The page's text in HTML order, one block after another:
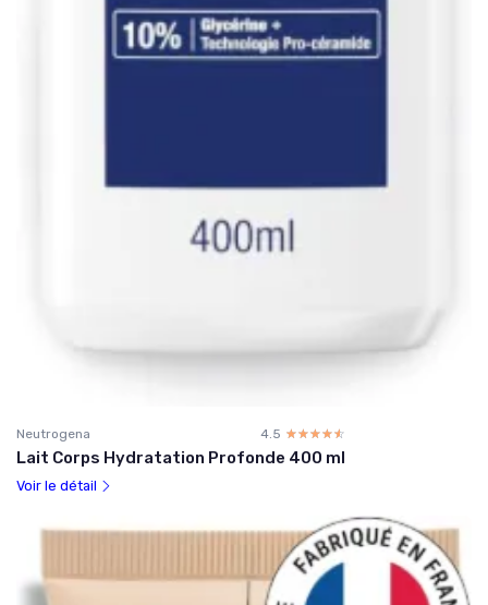
Neutrogena 4.5 ☆☆☆☆☆
★★★★★
Lait Corps Hydratation Profonde 400 ml
Voir le détail